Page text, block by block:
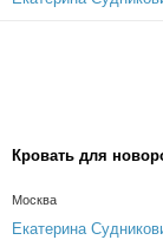
Кровать для
Москва
Екатерина